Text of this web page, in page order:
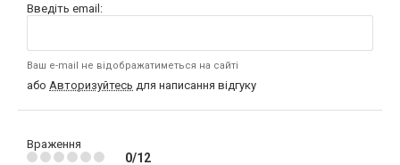
Введіть email:
Ваш e-mail не відображатиметься на сайті
або Авторизуйтесь для написання відгуку
Враження
0/12